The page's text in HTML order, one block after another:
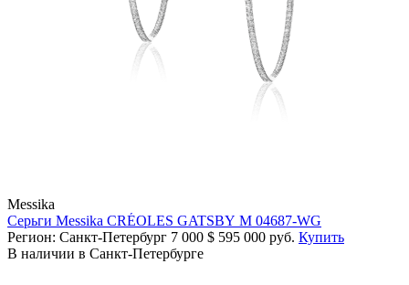
Messika
Серьги Messika CRÉOLES GATSBY M 04687-WG
Регион: Санкт-Петербург 7 000 $ 595 000 руб. Купить
В наличии в Санкт-Петербурге